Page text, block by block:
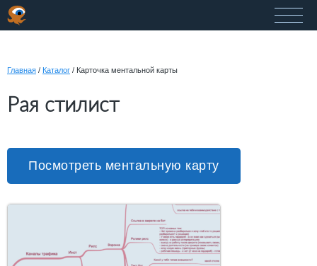
Главная / Каталог / Карточка ментальной карты
Рая стилист
Посмотреть ментальную карту